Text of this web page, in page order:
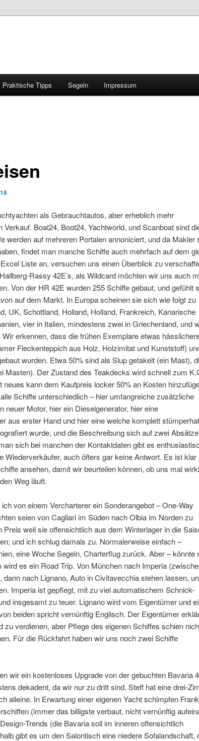
Praktische Tipps Segeln Impressum
als Gebrauchtautos, aber erheblich mehr
Verkauf. Boat24, Boot24, Yachtworld, und Scanboat sind
werden auf mehreren Portalen annoniciert, und da Makler
findet man manche Schiffe auch mehrfach auf dem
Liste an, versuchen uns einen Überblick zu
Rassy 42E’s, als Wildcard möchten wir uns auch
Von der HR 42E wurden 255 Schiffe gebaut, und gefühlt
auf dem Markt. In Europa scheinen sie sich wie folgt zu
UK, Schottland, Holland, Holland, Frankreich, Kanarische
vier in Italien, mindestens zwei in Griechenland, und
erkennen, dass die frühen Exemplare etwas
Fleckenteppich aus Holz, Holzimitat und Kunststoff)
wurden. Etwa 50% sind als Slup getakelt (ein Mast),
Masten). Der Zustand des Teakdecks wird schnell zum
neues kann dem Kaufpreis locker 50% an Kosten
Schiffe unterschiedlich – hier umfangreiche zusätzliche
neuer Motor, hier ein Dieselgenerator, hier eine
aus erster Hand und hier eine welche komplett
wurde, und die Beschreibung sich auf zwei Absätze
sich bei manchen der Kontaktdaten gibt es
Wiederverkäufer, auch öfters gar keine Antwort. Es ist klar
ansehen, damit wir beurteilen können, ob uns mal
Weg läuft.
von einem Vercharterer ein Sonderangebot – One-Way
seien von Cagliari im Süden nach Olbia im Norden zu
Preis weil sie offensichtlich aus dem Winterlager in die
und ich schlug damals zu. Normalerweise einfach –
eine Woche Segeln, Charterflug zurück. Aber – könnte
es ein Road Trip. Von München nach Imperia
dann nach Lignano, Auto in Civitavecchia stehen lassen,
Imperia ist gepflegt, mit zu viel automatischem Schnick-
insgesamt zu teuer. Lignano wird vom Eigentümer und
beiden spricht vernünftig Englisch. Der Eigentümer
zu verdienen, aber Pflege des eigenen Schiffes schien
Für die Rückfahrt haben wir uns noch zwei Schiffe
wir ein kostenloses Upgrade von der gebuchten Bavaria
dekadent, da wir nur zu dritt sind. Steff hat eine drei-
alleine. In Erwartung einer eigenen Yacht schimpfen
(immer das billigste verbaut, nicht vernünftig
Trends (die Bavaria soll im inneren offensichtlich
gibt es um den Salontisch eine niedere Sofalandschaft,